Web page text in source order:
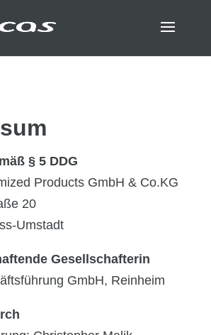
§ 5 DDG
Products GmbH & Co.KG
20
Umstadt
Gesellschafterin
GmbH, Reinheim